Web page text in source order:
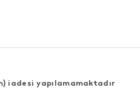
iadesi yapılamamaktadır